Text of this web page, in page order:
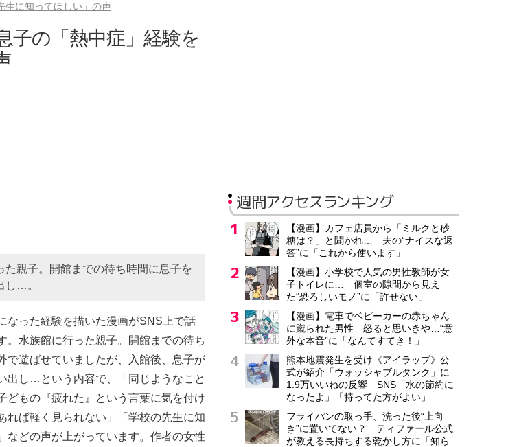
生に知ってほしい」の声
の「熱中症」経験を
親子。開館までの待ち時間に息子を
し…。
なった経験を描いた漫画がSNS上で話
。水族館に行った親子。開館までの待ち
で遊ばせていましたが、入館後、息子が
出し…という内容で、「同じようなこと
どもの『疲れた』という言葉に気を付け
れば軽く見られない」「学校の先生に知
などの声が上がっています。作者の女性
週間アクセスランキング
【漫画】カフェ店員から「ミルクと砂
糖は？」と聞かれ… 夫の“ナイスな返
答”に「これから使います」
【漫画】小学校で人気の男性教師が女
子トイレに… 個室の隙間から見え
た“恐ろしいモノ”に「許せない」
【漫画】電車でベビーカーの赤ちゃん
に蹴られた男性 怒ると思いきや…“意
外な本音”に「なんてすてき！」
熊本地震発生を受け《アイラップ》公
式が紹介「ウォッシャブルタンク」に
1.9万いいねの反響 SNS「水の節約に
なったよ」「持ってた方がよい」
フライパンの取っ手、洗った後“上向
き”に置いてない？ ティファール公式
が教える長持ちする乾かし方に「知ら